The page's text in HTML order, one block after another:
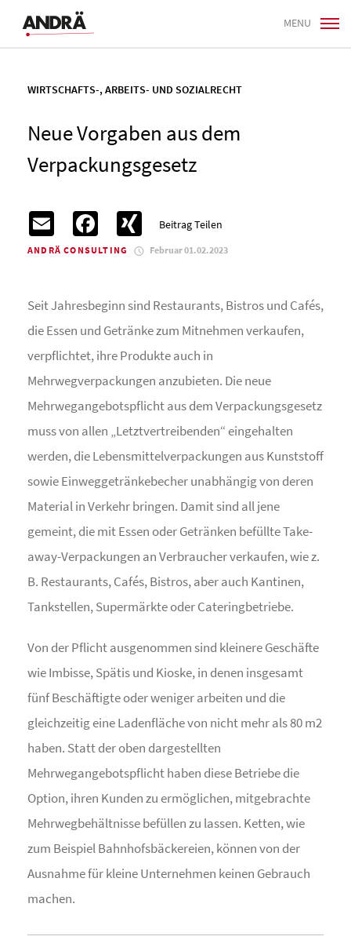
MENU
WIRTSCHAFTS-, ARBEITS- UND SOZIALRECHT
Neue Vorgaben aus dem
Verpackungsgesetz
Beitrag Teilen
Email Facebook XING
ANDRÄ CONSULTING Februar 01.02.2023
Seit Jahresbeginn sind Restaurants, Bistros und Cafés,
die Essen und Getränke zum Mitnehmen verkaufen,
verpflichtet, ihre Produkte auch in
Mehrwegverpackungen anzubieten. Die neue
Mehrwegangebotspflicht aus dem Verpackungsgesetz
muss von allen „Letztvertreibenden“ eingehalten
werden, die Lebensmittelverpackungen aus Kunststoff
sowie Einweggetränkebecher unabhängig von deren
Material in Verkehr bringen. Damit sind all jene
gemeint, die mit Essen oder Getränken befüllte Take-
away-Verpackungen an Verbraucher verkaufen, wie z.
B. Restaurants, Cafés, Bistros, aber auch Kantinen,
Tankstellen, Supermärkte oder Cateringbetriebe.
Von der Pflicht ausgenommen sind kleinere Geschäfte
wie Imbisse, Spätis und Kioske, in denen insgesamt
fünf Beschäftigte oder weniger arbeiten und die
gleichzeitig eine Ladenfläche von nicht mehr als 80 m2
haben. Statt der oben dargestellten
Mehrwegangebotspflicht haben diese Betriebe die
Option, ihren Kunden zu ermöglichen, mitgebrachte
Mehrwegbehältnisse befüllen zu lassen. Ketten, wie
zum Beispiel Bahnhofsbäckereien, können von der
Ausnahme für kleine Unternehmen keinen Gebrauch
machen.